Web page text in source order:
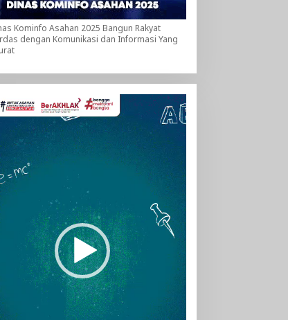
Kominfo Asahan 2025 Bangun Rakyat
dengan Komunikasi dan Informasi Yang